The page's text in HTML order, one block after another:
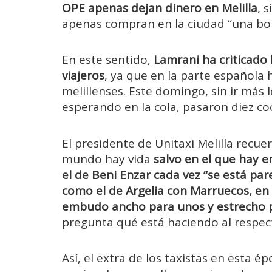
OPE apenas dejan dinero en Melilla,
apenas compran en la ciudad “una
En este sentido, Lamrani ha criticado
viajeros, ya que en la parte española
melillenses. Este domingo, sin ir
esperando en la cola, pasaron diez
El presidente de Unitaxi Melilla
mundo hay vida salvo en el que hay
el de Beni Enzar cada vez “se está
como el de Argelia con Marruecos,
embudo ancho para unos y estrecho
pregunta qué está haciendo al
Así, el extra de los taxistas en esta